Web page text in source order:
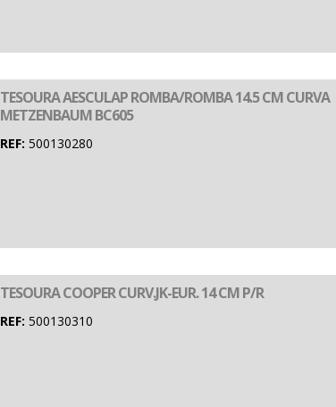
TESOURA AESCULAP ROMBA/ROMBA 14.5 CM CURVA
METZENBAUM BC605
REF: 500130280
TESOURA COOPER CURV.JK-EUR. 14 CM P/R
REF: 500130310